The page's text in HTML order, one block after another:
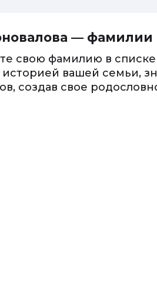
— фамилии
свою фамилию в
историей вашей семьи,
создав свое